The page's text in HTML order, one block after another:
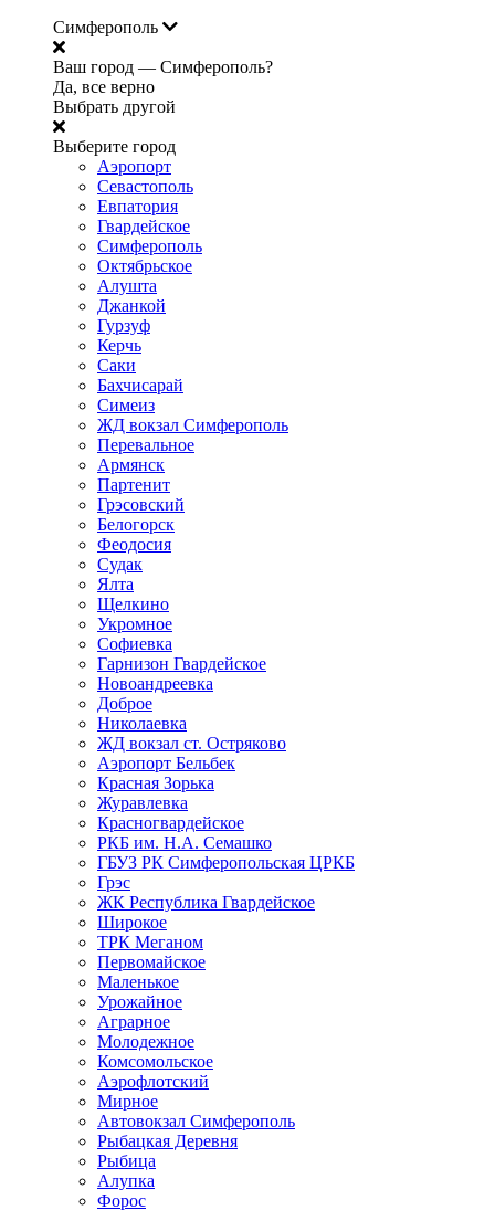
Симферополь
Ваш город — Симферополь?
Да, все верно
Выбрать другой
Выберите город
Аэропорт
Севастополь
Евпатория
Гвардейское
Симферополь
Октябрьское
Алушта
Джанкой
Гурзуф
Керчь
Саки
Бахчисарай
Симеиз
ЖД вокзал Симферополь
Перевальное
Армянск
Партенит
Грэсовский
Белогорск
Феодосия
Судак
Ялта
Щелкино
Укромное
Софиевка
Гарнизон Гвардейское
Новоандреевка
Доброе
Николаевка
ЖД вокзал ст. Остряково
Аэропорт Бельбек
Красная Зорька
Журавлевка
Красногвардейское
РКБ им. Н.А. Семашко
ГБУЗ РК Симферопольская ЦРКБ
Грэс
ЖК Республика Гвардейское
Широкое
ТРК Меганом
Первомайское
Маленькое
Урожайное
Аграрное
Молодежное
Комсомольское
Аэрофлотский
Мирное
Автовокзал Симферополь
Рыбацкая Деревня
Рыбица
Алупка
Форос